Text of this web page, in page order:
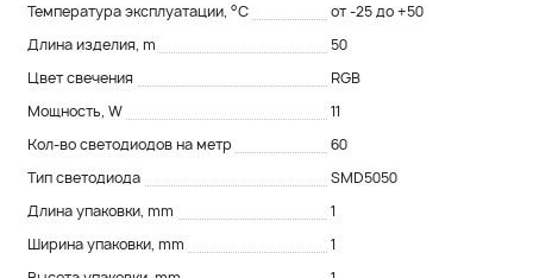
Температура эксплуатации, °С
от -25 до +50
Длина изделия, m
50
Цвет свечения
RGB
Мощность, W
11
Кол-во светодиодов на метр
60
Тип светодиода
SMD5050
Длина упаковки, mm
1
Ширина упаковки, mm
1